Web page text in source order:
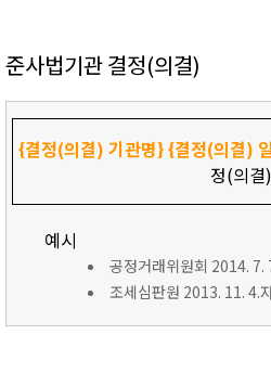
준사법기관 결정(의결)
{결정(의결) 기관명}{결정(의결)
정(의결
예시
공정거래위원회 2014.
조세심판원 2013. 11. 4.